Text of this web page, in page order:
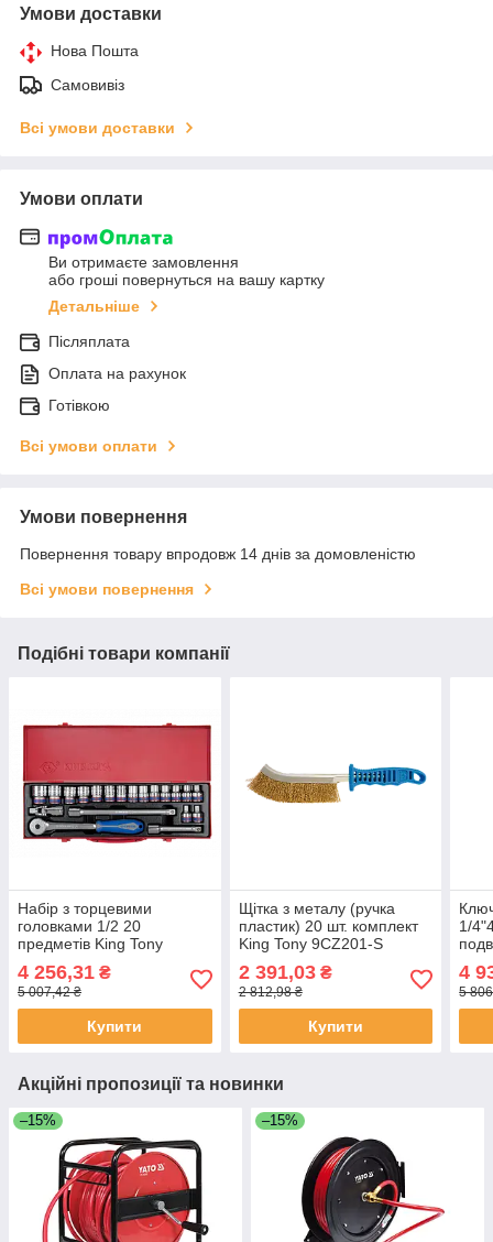
Умови доставки
Нова Пошта
Самовивіз
Всі умови доставки
Умови оплати
Ви отримаєте замовлення
або гроші повернуться на вашу картку
Детальніше
Післяплата
Оплата на рахунок
Готівкою
Всі умови оплати
Умови повернення
Повернення товару впродовж 14 днів за домовленістю
Всі умови повернення
Подібні товари компанії
Набір з торцевими
головками 1/2 20
предметів King Tony
4 256,31 ₴
5 007,42 ₴
Купити
Щітка з металу (ручка
пластик) 20 шт. комплект
King Tony 9CZ201-S
2 391,03₴
2 812,98 ₴
Купити
1/
4
5
Акційні пропозиції та новинки
–15% –15%